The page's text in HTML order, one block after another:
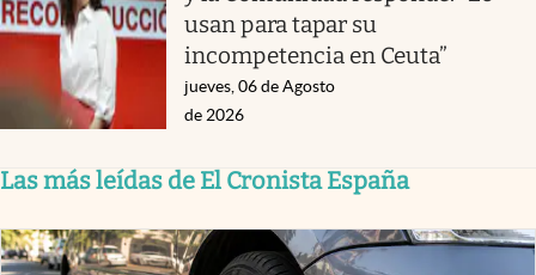
usan para tapar su
incompetencia en Ceuta”
jueves, 06 de Agosto
de 2026
Las más leídas de El Cronista España